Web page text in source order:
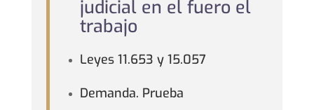
judicial en el fuero el
trabajo
Leyes 11.653 y 15.057
Demanda. Prueba